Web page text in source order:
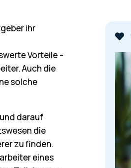
ihr
Vorteile –
Auch die
solche
darauf
die
zu finden.
eines
